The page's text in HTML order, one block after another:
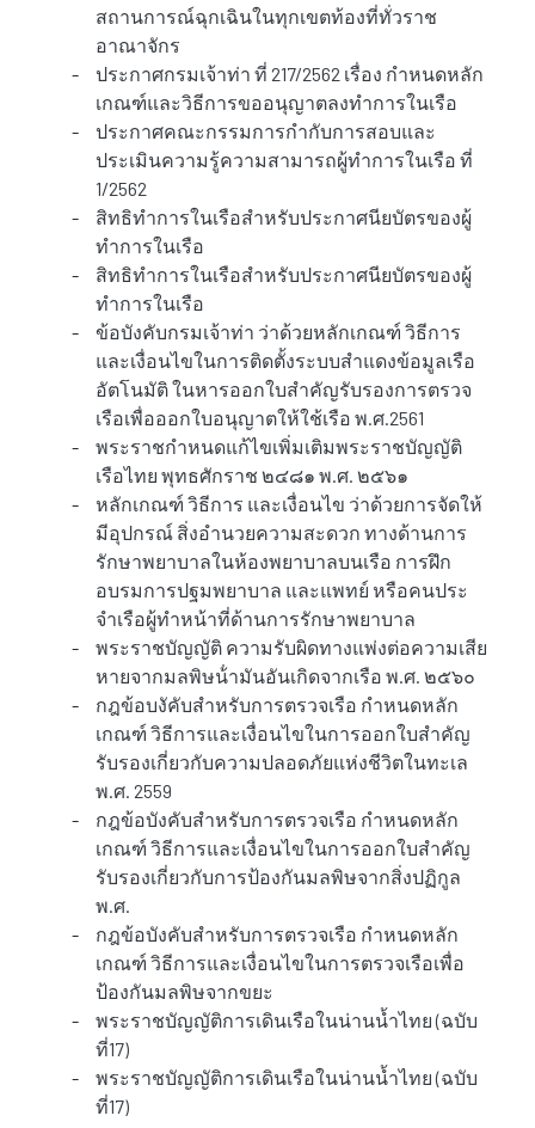
สถานการณ์ฉุกเฉินในทุกเขตท้องที่ทั่วราช
อาณาจักร
-
ประกาศกรมเจ้าท่า ที่ 217/2562 เรื่อง กำหนดหลัก
เกณฑ์และวิธีการขออนุญาตลงทำการในเรือ
-
ประกาศคณะกรรมการกำกับการสอบและ
ประเมินความรู้ความสามารถผู้ทำการในเรือ ที่
1/2562
-
สิทธิทำการในเรือสำหรับประกาศนียบัตรของผู้
ทำการในเรือ
-
สิทธิทำการในเรือสำหรับประกาศนียบัตรของผู้
ทำการในเรือ
-
ข้อบังคับกรมเจ้าท่า ว่าด้วยหลักเกณฑ์ วิธีการ
และเงื่อนไขในการติดตั้งระบบสำแดงข้อมูลเรือ
อัตโนมัติ ในหารออกใบสำคัญรับรองการตรวจ
เรือเพื่อออกใบอนุญาตให้ใช้เรือ พ.ศ.2561
-
พระราชกำหนดแก้ไขเพิ่มเติมพระราชบัญญัติ
เรือไทย พุทธศักราช ๒๔๘๑ พ.ศ. ๒๕๖๑
-
หลักเกณฑ์ วิธีการ และเงื่อนไข ว่าด้วยการจัดให้
มีอุปกรณ์ สิ่งอํานวยความสะดวก ทางด้านการ
รักษาพยาบาลในห้องพยาบาลบนเรือ การฝึก
อบรมการปฐมพยาบาล และแพทย์ หรือคนประ
จําเรือผู้ทําหน้าที่ด้านการรักษาพยาบาล
-
พระราชบัญญัติ ความรับผิดทางแพ่งต่อความเสีย
หายจากมลพิษน้ํามันอันเกิดจากเรือ พ.ศ. ๒๕๖๐
-
กฎข้อบงัคับสำหรับการตรวจเรือ กำหนดหลัก
เกณฑ์ วิธีการและเงื่อนไขในการออกใบสำคัญ
รับรองเกี่ยวกับความปลอดภัยแห่งชีวิตในทะเล
พ.ศ. 2559
-
กฎข้อบังคับสำหรับการตรวจเรือ กำหนดหลัก
เกณฑ์ วิธีการและเงื่อนไขในการออกใบสำคัญ
รับรองเกี่ยวกับการป้องกันมลพิษจากสิ่งปฏิกูล
พ.ศ.
-
กฎข้อบังคับสำหรับการตรวจเรือ กำหนดหลัก
เกณฑ์ วิธีการและเงื่อนไขในการตรวจเรือเพื่อ
ป้องกันมลพิษจากขยะ
-
พระราชบัญญัติการเดินเรือในน่านน้ำไทย (ฉบับ
ที่17)
-
พระราชบัญญัติการเดินเรือในน่านน้ำไทย (ฉบับ
ที่17)